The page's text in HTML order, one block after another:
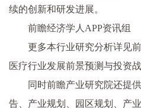
续的创新和研发进展。
前瞻经济学人APP资讯组
更多本行业研究分析详见
医疗行业发展前景预测与投资
同时前瞻产业研究院还提
告、产业规划、园区规划、产